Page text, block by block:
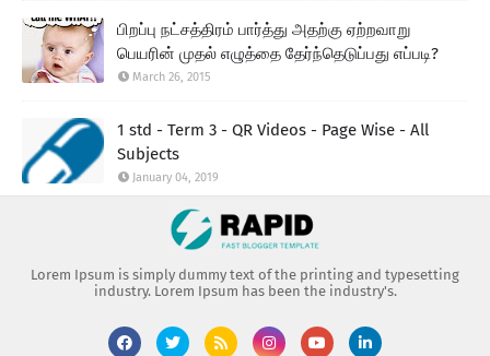
பிறப்பு நட்சத்திரம் பார்த்து அதற்கு ஏற்றவாறு
பெயரின் முதல் எழுத்தை தேர்ந்தெடுப்பது எப்படி?
March 26, 2015
1 std - Term 3 - QR Videos - Page Wise - All
Subjects
January 04, 2019
Lorem Ipsum is simply dummy text of the printing and typesetting
industry. Lorem Ipsum has been the industry's.